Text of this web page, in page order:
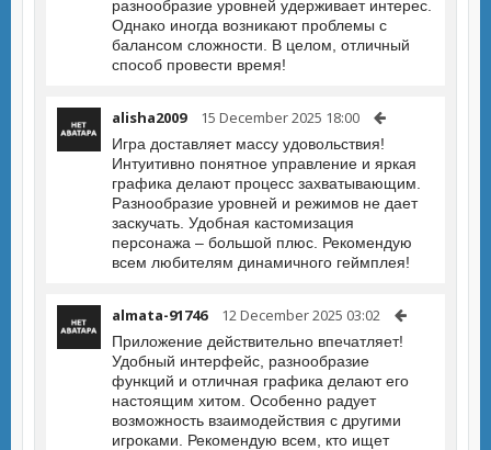
разнообразие уровней удерживает интерес.
Однако иногда возникают проблемы с
балансом сложности. В целом, отличный
способ провести время!
alisha2009 15 December 2025 18:00
Игра доставляет массу удовольствия!
Интуитивно понятное управление и яркая
графика делают процесс захватывающим.
Разнообразие уровней и режимов не дает
заскучать. Удобная кастомизация
персонажа – большой плюс. Рекомендую
всем любителям динамичного геймплея!
almata-91746 12 December 2025 03:02
Приложение действительно впечатляет!
Удобный интерфейс, разнообразие
функций и отличная графика делают его
настоящим хитом. Особенно радует
возможность взаимодействия с другими
игроками. Рекомендую всем, кто ищет